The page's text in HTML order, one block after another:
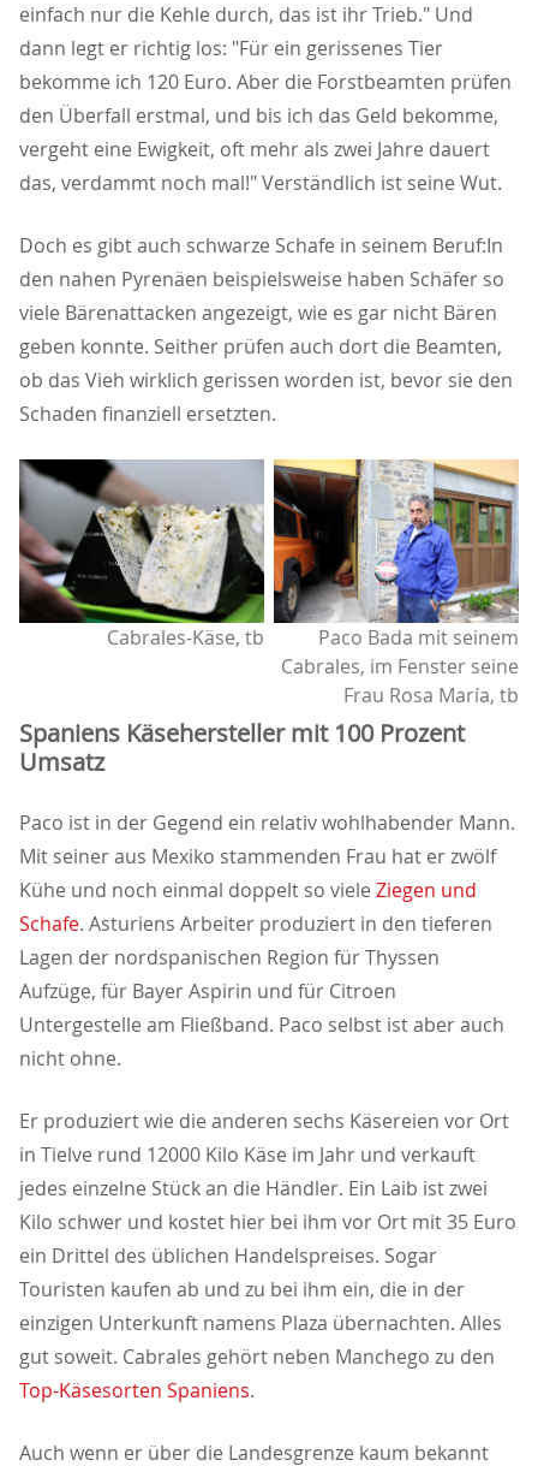
einfach nur die Kehle durch, das ist ihr Trieb." Und
dann legt er richtig los: "Für ein gerissenes Tier
bekomme ich 120 Euro. Aber die Forstbeamten prüfen
den Überfall erstmal, und bis ich das Geld bekomme,
vergeht eine Ewigkeit, oft mehr als zwei Jahre dauert
das, verdammt noch mal!" Verständlich ist seine Wut.
Doch es gibt auch schwarze Schafe in seinem Beruf:In
den nahen Pyrenäen beispielsweise haben Schäfer so
viele Bärenattacken angezeigt, wie es gar nicht Bären
geben konnte. Seither prüfen auch dort die Beamten,
ob das Vieh wirklich gerissen worden ist, bevor sie den
Schaden finanziell ersetzten.
Cabrales-Käse, tb
Paco Bada mit seinem
Cabrales, im Fenster seine
Frau Rosa María, tb
Spaniens Käsehersteller mit 100 Prozent
Umsatz
Paco ist in der Gegend ein relativ wohlhabender Mann.
Mit seiner aus Mexiko stammenden Frau hat er zwölf
Kühe und noch einmal doppelt so viele Ziegen und
Schafe. Asturiens Arbeiter produziert in den tieferen
Lagen der nordspanischen Region für Thyssen
Aufzüge, für Bayer Aspirin und für Citroen
Untergestelle am Fließband. Paco selbst ist aber auch
nicht ohne.
Er produziert wie die anderen sechs Käsereien vor Ort
in Tielve rund 12000 Kilo Käse im Jahr und verkauft
jedes einzelne Stück an die Händler. Ein Laib ist zwei
Kilo schwer und kostet hier bei ihm vor Ort mit 35 Euro
ein Drittel des üblichen Handelspreises. Sogar
Touristen kaufen ab und zu bei ihm ein, die in der
einzigen Unterkunft namens Plaza übernachten. Alles
gut soweit. Cabrales gehört neben Manchego zu den
Top-Käsesorten Spaniens.
Auch wenn er über die Landesgrenze kaum bekannt